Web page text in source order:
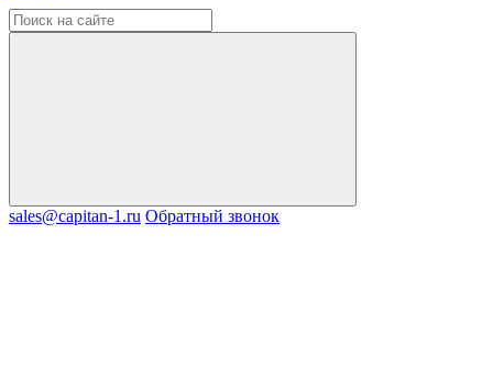
sales@capitan-1.ru Обратный звонок